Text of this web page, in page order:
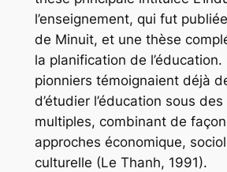
l’enseignement, qui fut
de Minuit, et une thèse
la planification de
pionniers témoignaient déjà
d’étudier l’éducation sous
multiples, combinant de
approches économique,
culturelle (Le Thanh, 1991).